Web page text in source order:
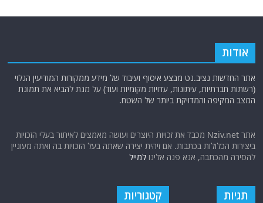
אודות
אתר החדשות נציב.נט מבצע איסוף ועיבוד של מידע ממקורות המודיעין הגלוי
(רשתות חברתיות, עיתונות, עדויות מקומיות ועוד) על מנת להביא את תמונת
המצב המקיפה והמדויקת ביותר של השטח.
אתר Nziv.net מכבד את זכויות היוצרים ועושה מאמצים לאיתור בעלי הזכויות
ביצירות הכלולות בכתבות. אם זיהית יצירה שאתה בעל הזכויות בה ואתה מעוניין
להסירה מהכתבה, אנא פנה אלינולמייל
תגיות קטגוריות